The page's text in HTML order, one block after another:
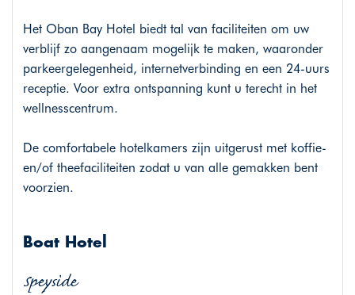
Het Oban Bay Hotel biedt tal van faciliteiten om uw
verblijf zo aangenaam mogelijk te maken, waaronder
parkeergelegenheid, internetverbinding en een 24-uurs
receptie. Voor extra ontspanning kunt u terecht in het
wellnesscentrum.
De comfortabele hotelkamers zijn uitgerust met koffie-
en/of theefaciliteiten zodat u van alle gemakken bent
voorzien.
Boat Hotel
Speyside